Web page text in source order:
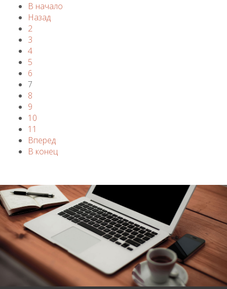
В начало
Назад
2
3
4
5
6
7
8
9
10
11
Вперед
В конец